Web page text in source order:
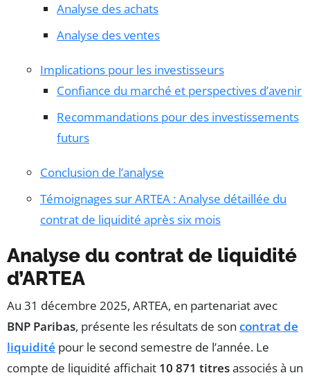
Analyse des achats
Analyse des ventes
Implications pour les investisseurs
Confiance du marché et perspectives d’avenir
Recommandations pour des investissements
futurs
Conclusion de l’analyse
Témoignages sur ARTEA : Analyse détaillée du
contrat de liquidité après six mois
Analyse du contrat de liquidité
d’ARTEA
Au 31 décembre 2025, ARTEA, en partenariat avec
BNP Paribas, présente les résultats de son contrat de
liquidité pour le second semestre de l’année. Le
compte de liquidité affichait 10 871 titresassociés à un